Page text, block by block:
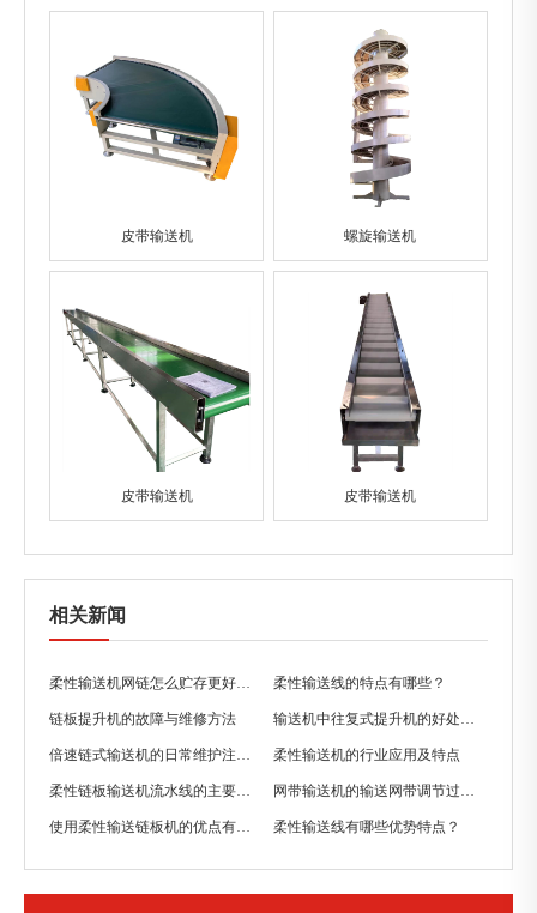
皮带输送机 螺旋输送机
皮带输送机 皮带输送机
相关新闻
柔性输送机网链怎么贮存更好一些？ 柔性输送线的特点有哪些？
链板提升机的故障与维修方法 输送机中往复式提升机的好处有哪些？
倍速链式输送机的日常维护注意事项 柔性输送机的行业应用及特点
柔性链板输送机流水线的主要特点 网带输送机的输送网带调节过紧有哪些缺点？
使用柔性输送链板机的优点有哪些？ 柔性输送线有哪些优势特点？